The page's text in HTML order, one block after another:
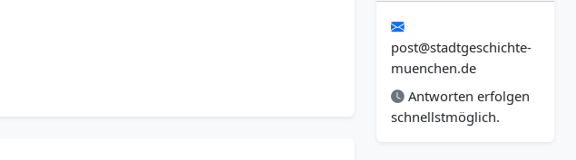
post@stadtgeschichte-
muenchen.de
Antworten erfolgen
schnellstmöglich.